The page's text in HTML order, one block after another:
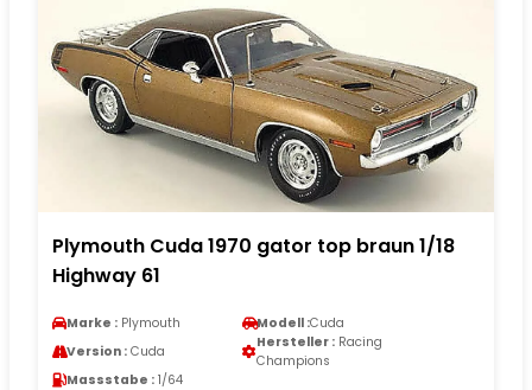
Plymouth Cuda 1970 gator top braun 1/18
Highway 61
Marke : Plymouth Modell :Cuda
Version : Cuda
Hersteller : Racing
Champions
Massstabe : 1/64